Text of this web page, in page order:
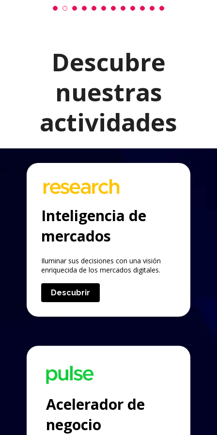
Descubre
nuestras
actividades
Inteligencia de
mercados
Iluminar sus decisiones con una visión
enriquecida de los mercados digitales.
Descubrir
Acelerador de
negocio